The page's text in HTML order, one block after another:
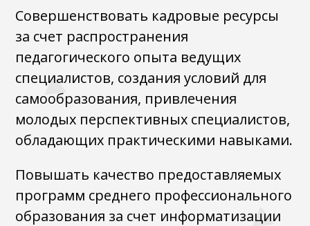
Совершенствовать кадровые ресурсы
за счет распространения
педагогического опыта ведущих
специалистов, создания условий для
самообразования, привлечения
молодых перспективных специалистов,
обладающих практическими навыками.
Повышать качество предоставляемых
программ среднего профессионального
образования за счет информатизации